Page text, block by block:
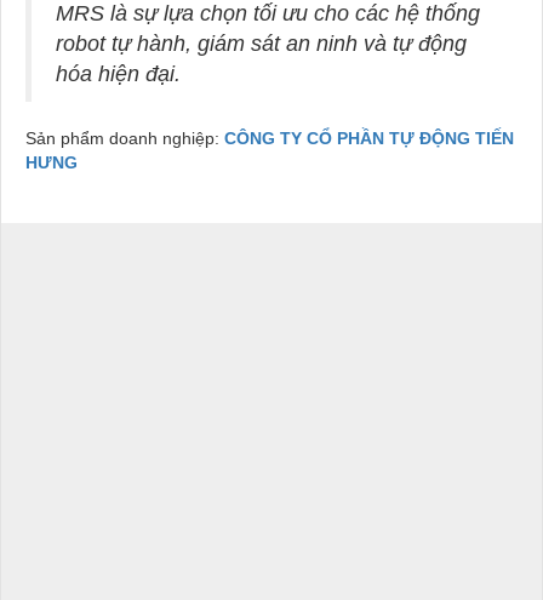
MRS là sự lựa chọn tối ưu cho các hệ thống
robot tự hành, giám sát an ninh và tự động
hóa hiện đại.
Sản phẩm doanh nghiệp: CÔNG TY CỔ PHẦN TỰ ĐỘNG TIẾN
HƯNG